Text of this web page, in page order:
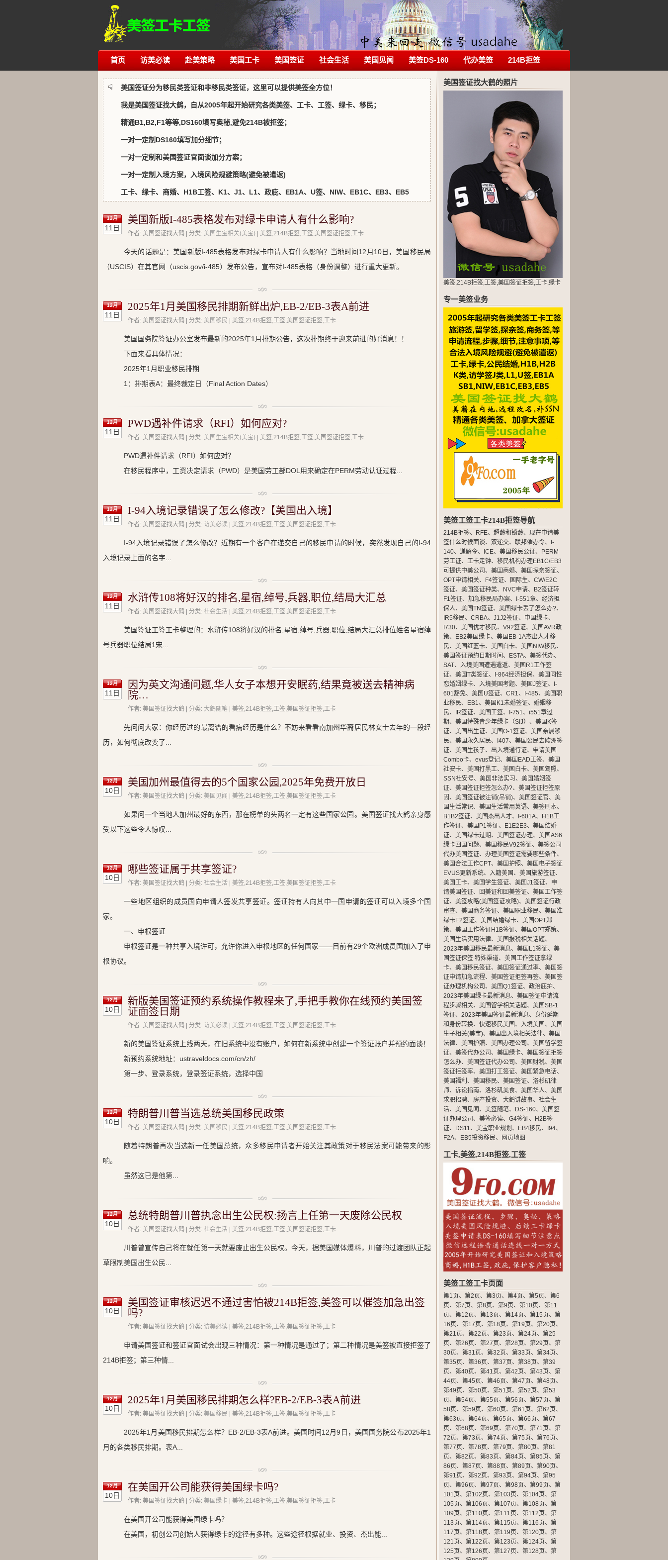
首页 访美必读 赴美策略 美国工卡 美国签证 社会生活 美国见闻 美签DS-160 代办美签 214B拒签
美国签证分为移民类签证和非移民类签证，这里可以提供美签全方位！
我是美国签证找大鹤，自从2005年起开始研究各类美签、工卡、工签、绿卡、移民；
精通B1,B2,F1等等,DS160填写奥秘,避免214B被拒签；
一对一定制DS160填写加分细节；
一对一定制和美国签证官面谈加分方案；
一对一定制入境方案，入境风险规避策略(避免被遣返)
工卡、绿卡、商婚、H1B工签、K1、J1、L1、政庇、EB1A、U签、NIW、EB1C、EB3、EB5
12月
11日
美国新版I-485表格发布对绿卡申请人有什么影响?
作者: 美国签证找大鹤 | 分类: 美国生宝相关(美宝) | 美签,214B拒签,工签,美国签证拒签,工卡
今天的话题是：美国新版I-485表格发布对绿卡申请人有什么影响？当地时间12月10日，美国移民局
（USCIS）在其官网（uscis.gov/i-485）发布公告，宣布对I-485表格（身份调整）进行重大更新。
12月
11日
2025年1月美国移民排期新鲜出炉,EB-2/EB-3表A前进
作者: 美国签证找大鹤 | 分类: 美国移民 | 美签,214B拒签,工签,美国签证拒签,工卡
美国国务院签证办公室发布最新的2025年1月排期公告，这次排期终于迎来前进的好消息！！
下面来看具体情况：
2025年1月职业移民排期
1：排期表A：最终裁定日（Final Action Dates）
12月
11日
PWD遇补件请求（RFI）如何应对?
作者: 美国签证找大鹤 | 分类: 美国生宝相关(美宝) | 美签,214B拒签,工签,美国签证拒签,工卡
PWD遇补件请求（RFI）如何应对？
在移民程序中，工资决定请求（PWD）是美国劳工部DOL用来确定在PERM劳动认证过程...
12月
11日
I-94入境记录错误了怎么修改?【美国出入境】
作者: 美国签证找大鹤 | 分类: 访美必读 | 美签,214B拒签,工签,美国签证拒签,工卡
I-94入境记录错误了怎么修改？近期有一个客户在递交自己的移民申请的时候，突然发现自己的I-94
入境记录上面的名字...
12月
11日
水浒传108将好汉的排名,星宿,绰号,兵器,职位,结局大汇总
作者: 美国签证找大鹤 | 分类: 社会生活 | 美签,214B拒签,工签,美国签证拒签,工卡
美国签证工签工卡整理的：水浒传108将好汉的排名,星宿,绰号,兵器,职位,结局大汇总排位姓名星宿绰
号兵器职位结局1宋...
12月
11日
因为英文沟通问题,华人女子本想开安眠药,结果竟被送去精神病
院…
作者: 美国签证找大鹤 | 分类: 大鹤随笔 | 美签,214B拒签,工签,美国签证拒签,工卡
先问问大家：你经历过的最离谱的看病经历是什么？不妨来看看南加州华裔居民林女士去年的一段经
历，如何彻底改变了...
12月
10日
美国加州最值得去的5个国家公园,2025年免费开放日
作者: 美国签证找大鹤 | 分类: 美国见闻 | 美签,214B拒签,工签,美国签证拒签,工卡
如果问一个当地人加州最好的东西，那在榜单的头两名一定有这些国家公园。美国签证找大鹤亲身感
受以下这些令人惊叹...
12月
10日
哪些签证属于共享签证?
作者: 美国签证找大鹤 | 分类: 社会生活 | 美签,214B拒签,工签,美国签证拒签,工卡
一些地区组织的成员国向申请人签发共享签证。签证持有人向其中一国申请的签证可以入境多个国
家。
一、申根签证
申根签证是一种共享入境许可，允许你进入申根地区的任何国家——目前有29个欧洲成员国加入了申
根协议。
12月
10日
新版美国签证预约系统操作教程来了,手把手教你在线预约美国签
证面签日期
作者: 美国签证找大鹤 | 分类: 访美必读 | 美签,214B拒签,工签,美国签证拒签,工卡
新的美国签证系统上线两天，在旧系统中没有账户，如何在新系统中创建一个签证账户并预约面谈！
新预约系统地址：ustraveldocs.com/cn/zh/
第一步、登录系统，登录签证系统，选择中国
12月
10日
特朗普川普当选总统美国移民政策
作者: 美国签证找大鹤 | 分类: 美国移民 | 美签,214B拒签,工签,美国签证拒签,工卡
随着特朗普再次当选新一任美国总统，众多移民申请者开始关注其政策对于移民法案可能带来的影
响。
虽然这已是他第...
12月
10日
总统特朗普川普执念出生公民权:扬言上任第一天废除公民权
作者: 美国签证找大鹤 | 分类: 社会生活 | 美签,214B拒签,工签,美国签证拒签,工卡
川普曾宣传自己将在就任第一天就要废止出生公民权。今天，据美国媒体爆料，川普的过渡团队正起
草限制美国出生公民...
12月
10日
美国签证审核迟迟不通过害怕被214B拒签,美签可以催签加急出签
吗?
作者: 美国签证找大鹤 | 分类: 访美必读 | 美签,214B拒签,工签,美国签证拒签,工卡
申请美国签证和签证官面试会出现三种情况：第一种情况是通过了；第二种情况是美签被直接拒签了
214B拒签；第三种情...
12月
10日
2025年1月美国移民排期怎么样?EB-2/EB-3表A前进
作者: 美国签证找大鹤 | 分类: 美国移民 | 美签,214B拒签,工签,美国签证拒签,工卡
2025年1月美国移民排期怎么样？EB-2/EB-3表A前进。美国时间12月9日，美国国务院公布2025年1
月的各类移民排期。表A...
12月
10日
在美国开公司能获得美国绿卡吗?
作者: 美国签证找大鹤 | 分类: 美国绿卡 | 美签,214B拒签,工签,美国签证拒签,工卡
在美国开公司能获得美国绿卡吗？
在美国，初创公司创始人获得绿卡的途径有多种。这些途径根据就业、投资、杰出能...
美国签证找大鹤的照片
美签,214B拒签,工签,美国签证拒签,工卡,绿卡
专一美签业务
美签工签工卡214B拒签导航
214B拒签、 RFE、 超龄和锁龄、 现在申请美
签什么时候面谈、 双递交、 联邦催办令、
I-
140、 递解令、 ICE、 美国移民公证、
PERM
劳工证、 工卡走钟、 移民机构办理EB1C/EB3
可提供中美公司 、 美国商婚、 美国探亲签证、
OPT申请相关、 F4签证、 国际生、 CW/E2C
签证、 美国签证种类、 NVC申请、
B2签证转
F1签证、 加急移民局办案、 I-551章、 经济担
保人、 美国TN签证、 美国绿卡丢了怎么办?、
IR5移民、 CRBA、 J1J2签证、 中国绿卡、
I730、 美国优才移民、 V92签证、 美国AVR政
策、 EB2美国绿卡、 美国EB-1A杰出人才移
民、 美国红蓝卡、 美国白卡、 美国NIW移民、
美国签证预约日期时间 、 ESTA、 美签代办、
SAT、 入境美国遭遇遣返、 美国R1工作签
证、 美国T类签证、 I-864经济担保、 美国同性
恋婚姻绿卡、 入境美国考题、 美国J签证、
I-
601豁免、 美国U签证、 CR1、 I-485、 美国职
业移民、 EB1、 美国K1未婚签证、 婚姻移
民、 IR签证、 美国工签、 I-751、 i551章过
期、 美国特殊青少年绿卡（SIJ） 、 美国K签
证、 美国出生证、 美国O-1签证、 美国亲属移
民、 美国永久居民、 I407、 美国公民去欧洲签
证、 美国生孩子、 出入境通行证、 申请美国
Combo卡、 evus登记、 美国EAD工签、 美国
社安卡、 美国打黑工、 美国白卡、 美国驾照、
SSN社安号、 美国非法实习、 美国婚姻签
证、 美国签证拒签怎么办?、 美国签证拒签原
因、 美国签证被注销(吊销)、 美国签证官、 美
国生活常识、 美国生活常用英语、 美签刷本、
B1B2签证、 美国杰出人才、 I-601A、
H1B工
作签证、 美国P1签证、 E1E2E3、 美国结婚
证、 美国绿卡过期、 美国签证办理、 美国AS6
绿卡回国问题、 美国移民V92签证、 美签公司
代办美国签证、 办理美国签证需要哪些条件、
美国合法工作CPT、 美国护照、 美国电子签证
EVUS更新系统、 入籍美国、 美国旅游签证、
美国工卡、 美国学生签证、 美国J1签证、 申
请美国签证、 回美证和回美签证、 美国工作签
证、 美签攻略(美国签证攻略)、 美国签证行政
审查、 美国商务签证、 美国职业移民、 美国准
绿卡E2签证、 美国结婚绿卡、 美国OPT郑
策、 美国工作签证H1B签证、 美国OPT郑策、
美国生活实用法律、 美国报税相关话题、
2023年美国移民最新消息、 美国L1签证、 美
国签证保签 特殊渠道、 美国工作签证拿绿
卡、 美国移民签证、 美国签证通过率、 美国签
证申请加急流程、 美国签证拒签再签、 美国签
证办理机构公司 、 美国Q1签证、 政治庇护、
2023年美国绿卡最新消息、 美国签证申请流
程步骤相关、 美国留学相关话题、 美国SB-1
签证、 2023年美国签证最新消息、 身份延期
和身份转换、 快速移民美国、 入境美国、 美国
生子相关(美宝)、 美国出入境相关法律、 美国
法律、 美国护照、 美国办理公司 、 美国留学签
证、 美签代办公司 、 美国绿卡、 美国签证拒签
怎么办、 美国签证代办公司 、 美国财税、 美国
签证拒签率、 美国打工签证、 美国紧急电话、
美国福利 、 美国移民、 美国签证、 洛杉矶律
师、 诉讼指南、 洛杉矶美食、 美国华人、 美国
求职招聘、 房产投资、 大鹤讲故事、 社会生
活、 美国见闻、 美签随笔、 DS-160、 美国签
证办理公司 、 美签必读、 G4签证、
H2B签
证、 DS11、 美宝职业规划 、 EB4移民、 I94、
F2A、 EB5投资移民、 网页地图
工卡,美签,214B拒签,工签
美签工签工卡页面
第1页、 第2页、 第3页、 第4页、 第5页、 第6
页、 第7页、 第8页、 第9页、 第10页、 第11
页、 第12页、 第13页、 第14页、 第15页、 第
16页、 第17页、 第18页、 第19页、 第20页、
第21页、 第22页、 第23页、 第24页、 第25
页、 第26页、 第27页、 第28页、 第29页、 第
30页、 第31页、 第32页、 第33页、 第34页、
第35页、 第36页、 第37页、 第38页、 第39
页、 第40页、 第41页、 第42页、 第43页、 第
44页、 第45页、 第46页、 第47页、 第48页、
第49页、 第50页、 第51页、 第52页、 第53
页、 第54页、 第55页、 第56页、 第57页、 第
58页、 第59页、 第60页、 第61页、 第62页、
第63页、 第64页、 第65页、 第66页、 第67
页、 第68页、 第69页、 第70页、 第71页、 第
72页、 第73页、 第74页、 第75页、 第76页、
第77页、 第78页、 第79页、 第80页、 第81
页、 第82页、 第83页、 第84页、 第85页、 第
86页、 第87页、 第88页、 第89页、 第90页、
第91页、 第92页、 第93页、 第94页、 第95
页、 第96页、 第97页、 第98页、 第99页、 第
101页、 第102页、 第103页、 第104页、 第
105页、 第106页、 第107页、 第108页、 第
109页、 第110页、 第111页、 第112页、 第
113页、 第114页、 第115页、 第116页、 第
117页、 第118页、 第119页、 第120页、 第
121页、 第122页、 第123页、 第124页、 第
125页、 第126页、 第127页、 第128页、 第